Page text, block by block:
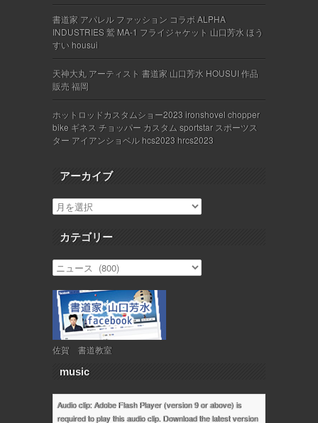
書道家 アパレル ファッション コラボ ALPHA
INDUSTRIES 鷲 MA-1 フライジャケット 山口芳水 ほう
すい housui
天神大丸 アーティスト 書道家 山口芳水 HOUSUI 作品
販売 福岡
ホットロッドカスタムショー2023 ironshovel chopper
bike ギネス チョッパー カスタム sportstar スポーツス
ター アイアンショベル hcs2023 hrcs2023
アーカイブ
カテゴリー
佐賀 書道教室
music
Audio clip: Adobe Flash Player (version 9 or above) is
required to play this audio clip. Download the latest version